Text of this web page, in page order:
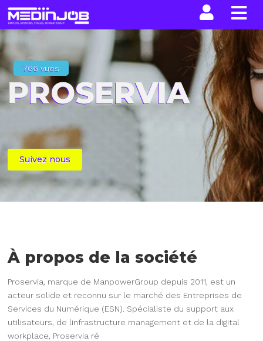
766 vues
PROSERVIA
Suivez nous
À propos de la société
Proservia, marque de ManpowerGroup depuis 2011, est un
acteur solide et reconnu sur le marché des Entreprises de
Services du Numérique (ESN). Spécialiste du support aux
utilisateurs, de linfrastructure management et de la digital
workplace, Proservia ré